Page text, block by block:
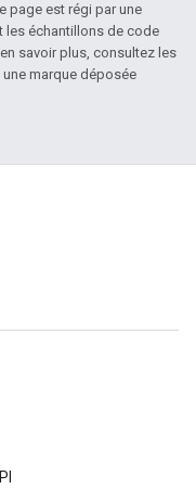
page est régi par une
les échantillons de code
en savoir plus, consultez les
une marque déposée